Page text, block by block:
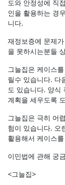
도와 안정성에 직
인을 활용하는 경
니다.
재정보증에 문제
을 못하시는분들
그늘집은 케이스
릴수 있습니다. 다
도 있습니다. 양식
계획을 세우도록
그늘집은 극히 어
험이 있습니다. 오
활용해서 케이스
이민법에 관해 궁
<그늘집>